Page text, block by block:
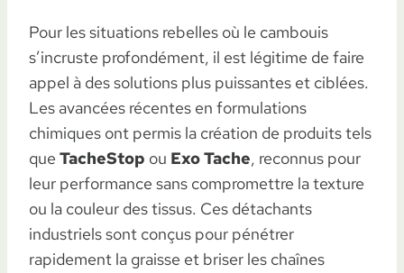
Pour les situations rebelles où le cambouis
s’incruste profondément, il est légitime de faire
appel à des solutions plus puissantes et ciblées.
Les avancées récentes en formulations
chimiques ont permis la création de produits tels
que TacheStop ou Exo Tache, reconnus pour
leur performance sans compromettre la texture
ou la couleur des tissus. Ces détachants
industriels sont conçus pour pénétrer
rapidement la graisse et briser les chaînes